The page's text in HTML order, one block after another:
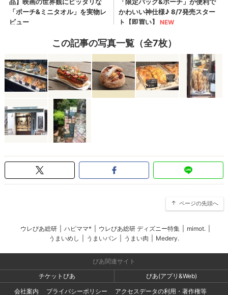
この記事の写真一覧（全7枚）
ページの先頭へ
ウレぴあ総研 ハピママ* ウレぴあ総研 ディズニー特集 mimot.
うまいめし
うまいパン うまい肉 Medery.
ぴあ関連サイト
チケットぴあ
ぴあ(アプリ&Web)
会社案内
プライバシーポリシー アクセスデータの利用・著作権等